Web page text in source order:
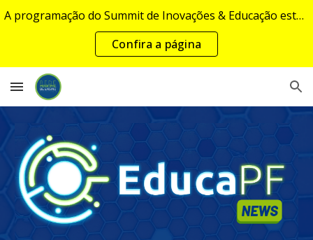
Skip to main content Skip to navigation
A programação do Summit de Inovações & Educação estará disponível em breve...
Confira a página